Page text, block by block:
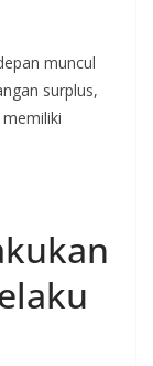
muncul
surplus,